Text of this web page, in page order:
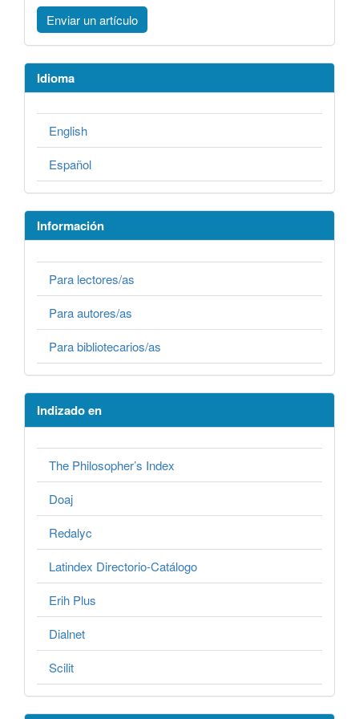
Enviar un artículo
Idioma
English
Español
Información
Para lectores/as
Para autores/as
Para bibliotecarios/as
Indizado en
The Philosopher’s Index
Doaj
Redalyc
Latindex Directorio-Catálogo
Erih Plus
Dialnet
Scilit